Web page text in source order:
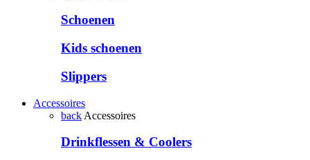
Schoenen
Kids schoenen
Slippers
Accessoires
back Accessoires
Drinkflessen & Coolers